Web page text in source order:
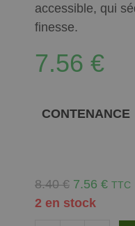
accessible, qui
finesse.
7.56 €
CONTENANCE
8.40€ 7.56 € TTC
2 en stock